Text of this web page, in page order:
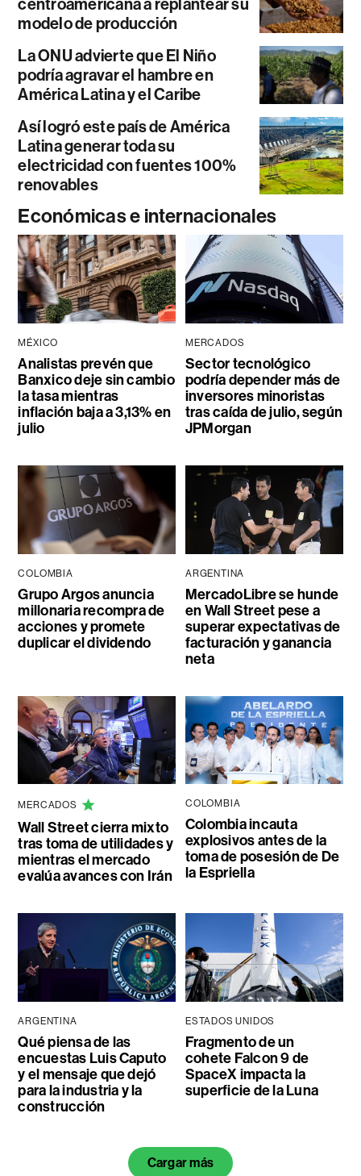
centroamericana a replantear su
modelo de producción
La ONU advierte que El Niño
podría agravar el hambre en
América Latina y el Caribe
Así logró este país de América
Latina generar toda su
electricidad con fuentes 100%
renovables
Económicas e internacionales
MÉXICO
Analistas prevén que
Banxico deje sin cambio
la tasa mientras
inflación baja a 3,13% en
julio
MERCADOS
Sector tecnológico
podría depender más de
inversores minoristas
tras caída de julio, según
JPMorgan
COLOMBIA
Grupo Argos anuncia
millonaria recompra de
acciones y promete
duplicar el dividendo
ARGENTINA
MercadoLibre se hunde
en Wall Street pese a
superar expectativas de
facturación y ganancia
neta
MERCADOS
Wall Street cierra mixto
tras toma de utilidades y
mientras el mercado
evalúa avances con Irán
COLOMBIA
Colombia incauta
explosivos antes de la
toma de posesión de De
la Espriella
ARGENTINA
Qué piensa de las
encuestas Luis Caputo
y el mensaje que dejó
para la industria y la
construcción
ESTADOS UNIDOS
Fragmento de un
cohete Falcon 9 de
SpaceX impacta la
superficie de la Luna
Cargar más